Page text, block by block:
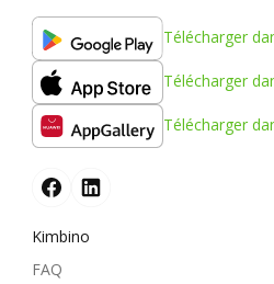
Télécharger
Télécharger
Télécharger
Kimbino
FAQ